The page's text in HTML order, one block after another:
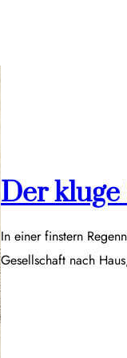
Der kluge
In einer finstern
Gesellschaft nach